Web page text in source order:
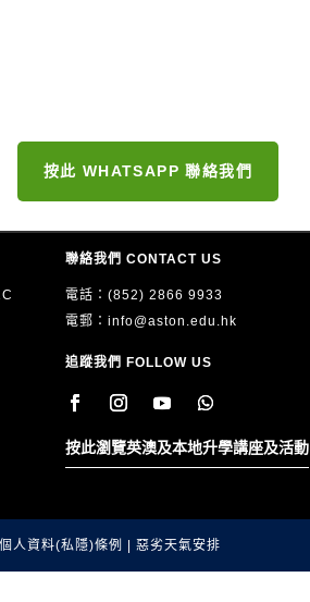
按此 WHATSAPP 聯絡我們
聯絡我們 CONTACT US
電話：(852) 2866 9933
電郵： info@aston.edu.hk
追蹤我們 FOLLOW US
按此瀏覽英澳及本地升學講座及活動
個人資料(私隱)條例 惡劣天氣安排